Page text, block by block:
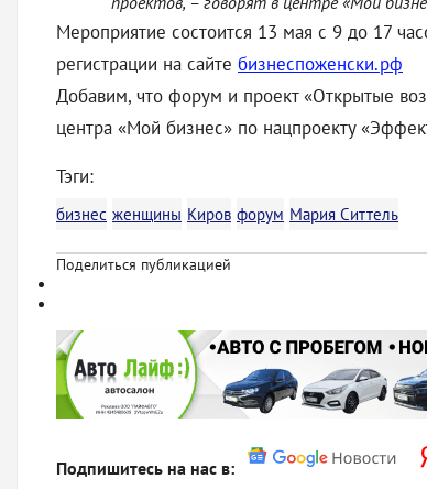
Мероприятие состоится 13 мая с 9 до 17
регистрации на сайте бизнеспоженски.рф
Добавим, что форум и проект «Открытые
центра «Мой бизнес» по нацпроекту
Тэги:
бизнес женщины Киров форум Мария Ситтель
Поделиться публикацией
Подпишитесь на нас в: